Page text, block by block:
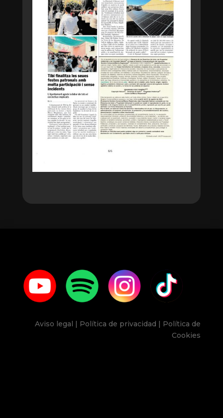
Aviso legal | Política de privacidad | Política de
Cookies